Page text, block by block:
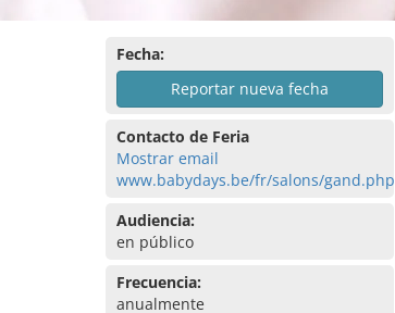
Fecha:
Reportar nueva fecha
Contacto de Feria
Mostrar email
www.babydays.be/fr/salons/gand.php
Audiencia:
en público
Frecuencia:
anualmente